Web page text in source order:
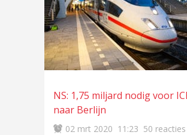
NS: 1,75 miljard nodig voor
naar Berlijn
02 mrt 2020 11:23 50 reacties